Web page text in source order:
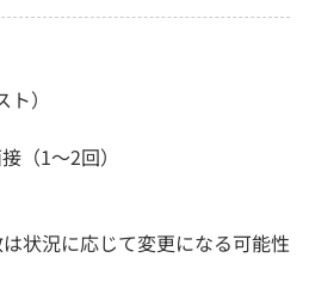
）
（1～2回）
状況に応じて変更になる可能性